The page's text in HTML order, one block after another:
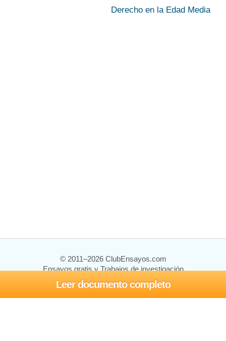
Leer documento completo
Derecho en la Edad Media
© 2011–2026 ClubEnsayos.com
Ensayos gratis y Trabajos de investigación